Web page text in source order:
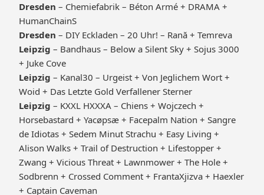
Dresden – Chemiefabrik – Béton Armé + DRAMA +
HumanChainS
Dresden – DIY Eckladen – 20 Uhr! – Rană + Temreva
Leipzig – Bandhaus – Below a Silent Sky + Sojus 3000
+ Juke Cove
Leipzig – Kanal30 – Urgeist + Von Jeglichem Wort +
Woid + Das Letzte Gold Verfallener Sterner
Leipzig – KXXL HXXXA – Chiens + Wojczech +
Horsebastard + Yacøpsæ + Facepalm Nation + Sangre
de Idiotas + Sedem Minut Strachu + Easy Living +
Alison Walks + Trail of Destruction + Lifestopper +
Zwang + Vicious Threat + Lawnmower + The Hole +
Sodbrenn + Crossed Comment + FrantaXjizva + Haexler
+ Captain Caveman